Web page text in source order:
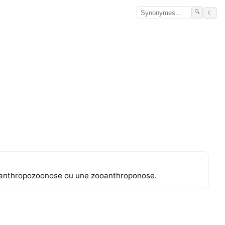
🔍 ☾
ou une zooanthroponose.